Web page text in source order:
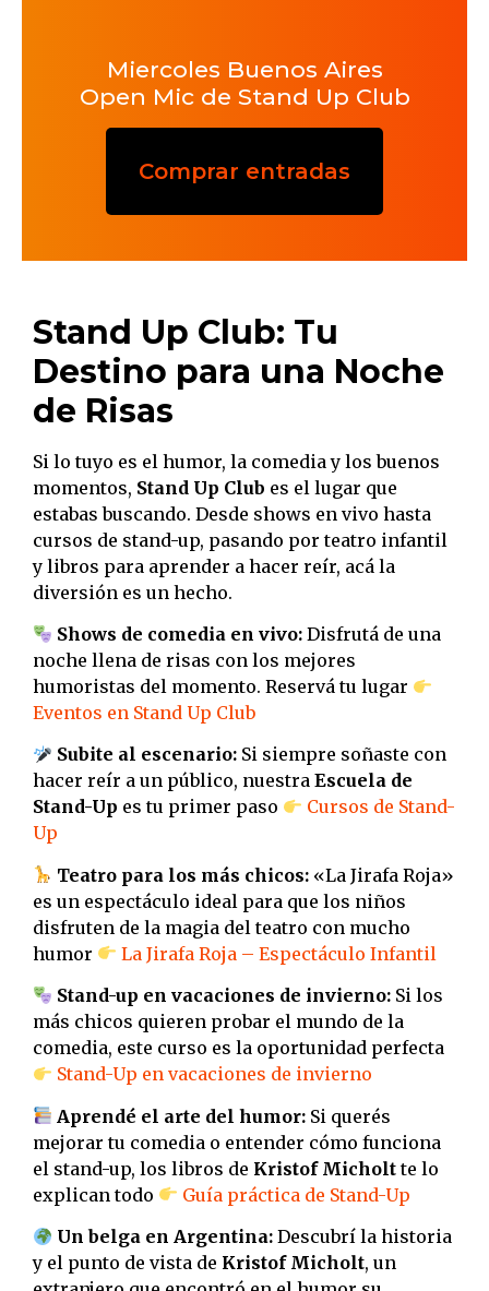
Miercoles Buenos Aires
Open Mic de Stand Up Club
Comprar entradas
Stand Up Club: Tu
Destino para una Noche
de Risas
Si lo tuyo es el humor, la comedia y los buenos
momentos, Stand Up Club es el lugar que
estabas buscando. Desde shows en vivo hasta
cursos de stand-up, pasando por teatro infantil
y libros para aprender a hacer reír, acá la
diversión es un hecho.
Shows de comedia en vivo: Disfrutá de una
noche llena de risas con los mejores
humoristas del momento. Reservá tu lugar
Eventos en Stand Up Club
Subite al escenario: Si siempre soñaste con
hacer reír a un público, nuestra Escuela de
Stand-Up es tu primer paso
Cursos de Stand-
Up
Teatro para los más chicos: «La Jirafa Roja»
es un espectáculo ideal para que los niños
disfruten de la magia del teatro con mucho
humor
La Jirafa Roja – Espectáculo Infantil
Stand-up en vacaciones de invierno: Si los
más chicos quieren probar el mundo de la
comedia, este curso es la oportunidad perfecta
Stand-Up en vacaciones de invierno
Aprendé el arte del humor: Si querés
mejorar tu comedia o entender cómo funciona
el stand-up, los libros de Kristof Micholtte lo
explican todo
Guía práctica de Stand-Up
Un belga en Argentina: Descubrí la historia
y el punto de vista de Kristof Micholt, un